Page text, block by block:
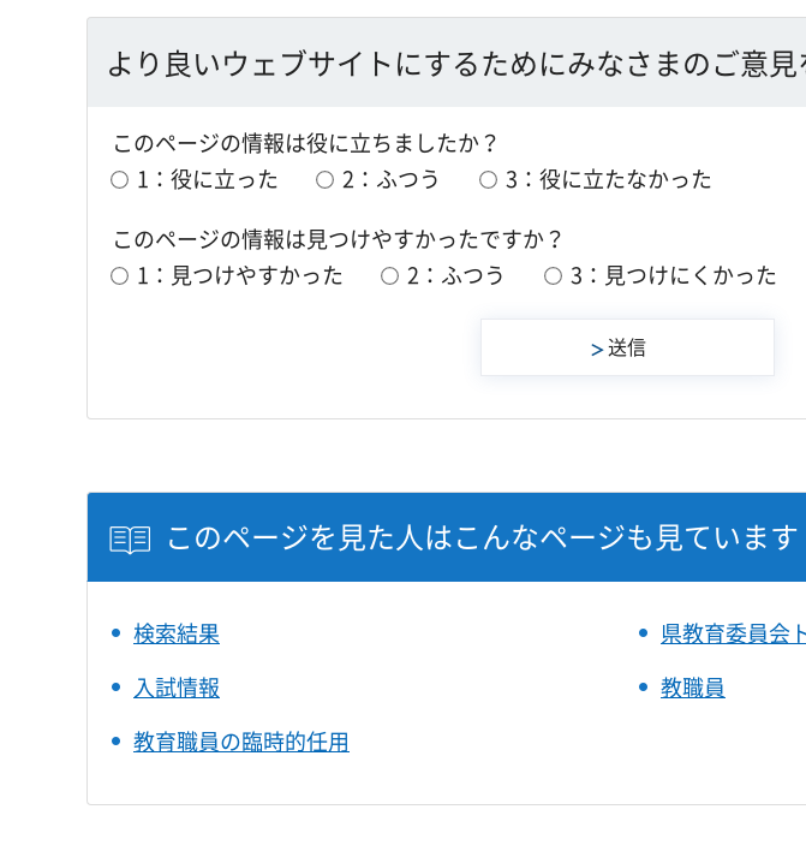
より良いウェブサイトにするためにみなさまのご意
このページの情報は役に立ちましたか？
1：役に立った
2：ふつう
3：役に立たなかった
このページの情報は見つけやすかったですか？
1：見つけやすかった
2：ふつう 3：見つけにくかった
このページを見た人はこんなページも見ています
検索結果
県教育委員会
入試情報
教職員
教育職員の臨時的任用